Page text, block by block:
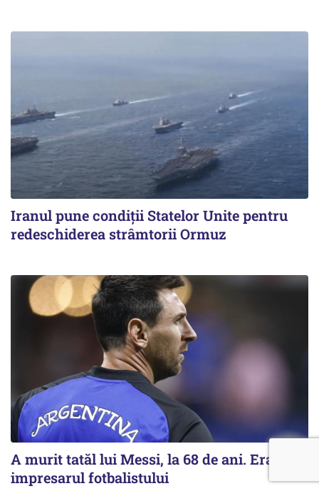
Iranul pune condiții Statelor Unite pentru
redeschiderea strâmtorii Ormuz
A murit tatăl lui Messi, la 68 de ani. Era și
impresarul fotbalistului